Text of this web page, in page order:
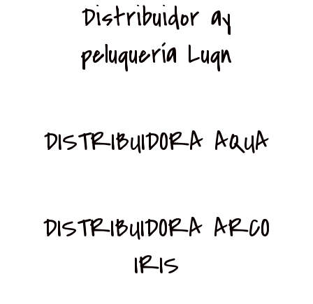
Distribuidor ay
peluquería Luqn
DISTRIBUIDORA AQUA
DISTRIBUIDORA ARCO
IRIS